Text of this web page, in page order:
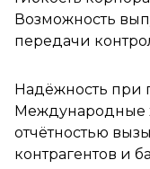
Возможность
передачи
Надёжность при
Международные
отчётностью
контрагентов и